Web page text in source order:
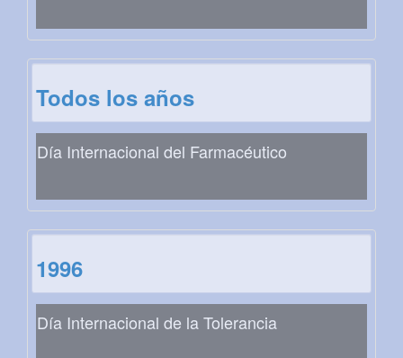
Todos los años
Día Internacional del Farmacéutico
1996
Día Internacional de la Tolerancia